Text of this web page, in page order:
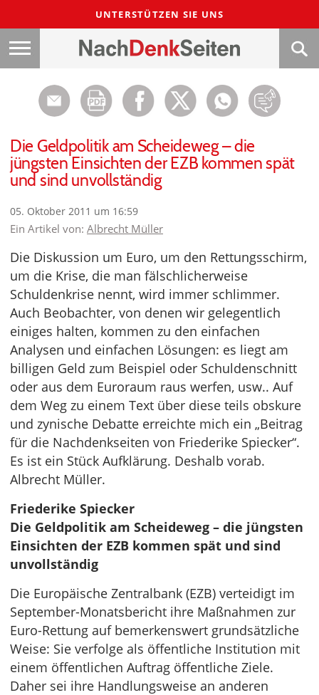
UNTERSTÜTZEN SIE UNS
Die Geldpolitik am Scheideweg – die
jüngsten Einsichten der EZB kommen spät
und sind unvollständig
05. Oktober 2011 um 16:59
Ein Artikel von: Albrecht Müller
Die Diskussion um Euro, um den Rettungsschirm,
um die Krise, die man fälschlicherweise
Schuldenkrise nennt, wird immer schlimmer.
Auch Beobachter, von denen wir gelegentlich
einiges halten, kommen zu den einfachen
Analysen und einfachen Lösungen: es liegt am
billigen Geld zum Beispiel oder Schuldenschnitt
oder aus dem Euroraum raus werfen, usw.. Auf
dem Weg zu einem Text über diese teils obskure
und zynische Debatte erreichte mich ein „Beitrag
für die Nachdenkseiten von Friederike Spiecker“.
Es ist ein Stück Aufklärung. Deshalb vorab.
Albrecht Müller.
Friederike Spiecker
Die Geldpolitik am Scheideweg – die jüngsten
Einsichten der EZB kommen spät und sind
unvollständig
Die Europäische Zentralbank (EZB) verteidigt im
September-Monatsbericht ihre Maßnahmen zur
Euro-Rettung auf bemerkenswert grundsätzliche
Weise: Sie verfolge als öffentliche Institution mit
einem öffentlichen Auftrag öffentliche Ziele.
Daher sei ihre Handlungsweise an anderen